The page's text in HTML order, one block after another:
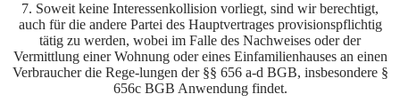
7. Soweit keine Interessenkollision vorliegt, sind wir berechtigt,
auch für die andere Partei des Hauptvertrages provisionspflichtig
tätig zu werden, wobei im Falle des Nachweises oder der
Vermittlung einer Wohnung oder eines Einfamilienhauses an einen
Verbraucher die Rege-lungen der §§ 656 a-d BGB, insbesondere §
656c BGB Anwendung findet.